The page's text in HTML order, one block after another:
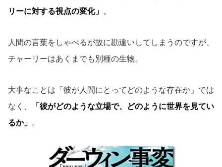
リーに対する視点の変化」 。
人間の言葉をしゃべるが故に勘違いしてしまうのですが、
チャーリーはあくまでも別種の生物。
大事なことは「彼が人間にとってどのような存在か」では
なく、
「彼がどのような立場で、どのように世界を見てい
るか」 。